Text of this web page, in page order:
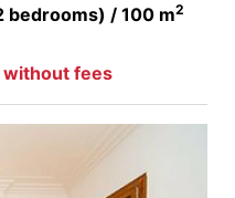
/ 100 m2
without fees